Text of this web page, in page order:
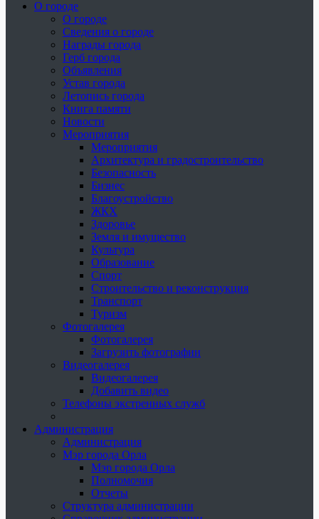
О городе
О городе
Сведения о городе
Награды города
Герб города
Объявления
Устав города
Летопись города
Книга памяти
Новости
Мероприятия
Мероприятия
Архитектура и градостроительство
Безопасность
Бизнес
Благоустройство
ЖКХ
Здоровье
Земля и имущество
Культура
Образование
Спорт
Строительство и реконструкция
Транспорт
Туризм
Фотогалерея
Фотогалерея
Загрузить фотографии
Видеогалерея
Видеогалерея
Добавить видео
Телефоны экстренных служб
Администрация
Администрация
Мэр города Орла
Мэр города Орла
Полномочия
Отчеты
Структура администрации